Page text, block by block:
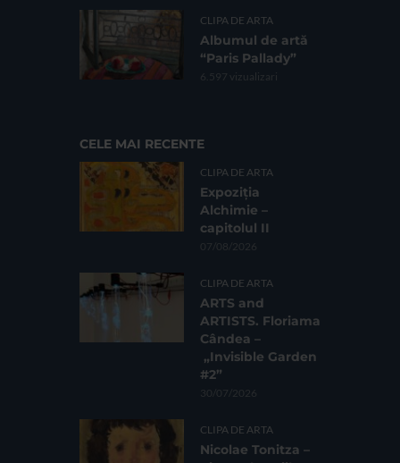
CLIPA DE ARTA
Albumul de artă
“Paris Pallady”
6.597 vizualizari
CELE MAI RECENTE
CLIPA DE ARTA
Expoziția
Alchimie –
capitolul II
07/08/2026
CLIPA DE ARTA
ARTS and
ARTISTS. Floriama
Cândea –
„Invisible Garden
#2”
30/07/2026
CLIPA DE ARTA
Nicolae Tonitza –